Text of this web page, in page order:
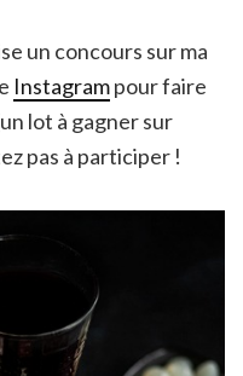
un concours sur ma
Instagrampour faire
lot à gagner sur
pas à participer !